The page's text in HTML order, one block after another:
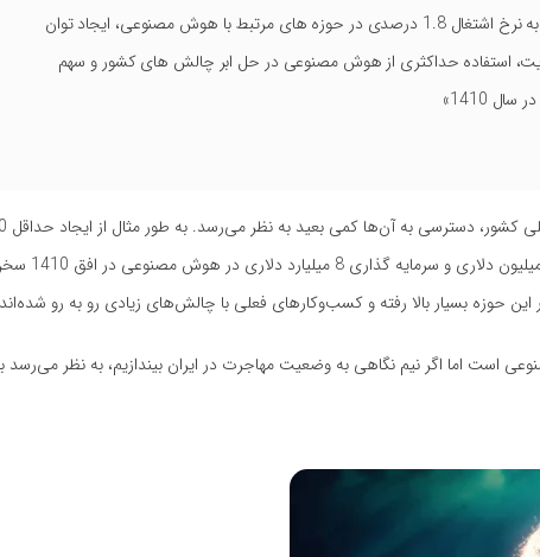
پویا و پاسخگو به مسائل هوش مصنوعی، دستیابی به نرخ اشتغال 1.8 درصدی در حوزه های مرتبط با هوش مصنوعی، ایجاد توان
600 پتافلاپس و ذخیره سازی 500 پتابایت، استفاده حداکثری از هوش مصنوعی در حل ابر چالش های کشور و سهم
حداقل درآمد سالانه 105
حوزه بسیار بالا رفته و کسب‌وکارهای فعلی با چالش‌های زیادی رو به رو
هزار نفر متخصص هوش مصنوعی است اما اگر نیم نگاهی به وضعیت مهاجرت در ایران بیندازیم، به نظر